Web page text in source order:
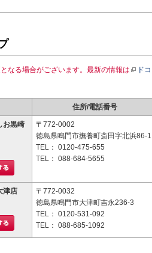
なる場合がございます。最新の情報は ド
住所/電話番号
お黒崎
〒772-0002
徳島県鳴門市撫養町斎田字北浜86-1
TEL： 0120-475-655
TEL： 088-684-5655
津店
〒772-0032
徳島県鳴門市大津町吉永236-3
TEL： 0120-531-092
TEL： 088-685-1092